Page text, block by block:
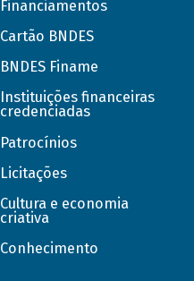
Financiamentos
Cartão BNDES
BNDES Finame
Instituições financeiras
credenciadas
Patrocínios
Licitações
Cultura e economia
criativa
Conhecimento